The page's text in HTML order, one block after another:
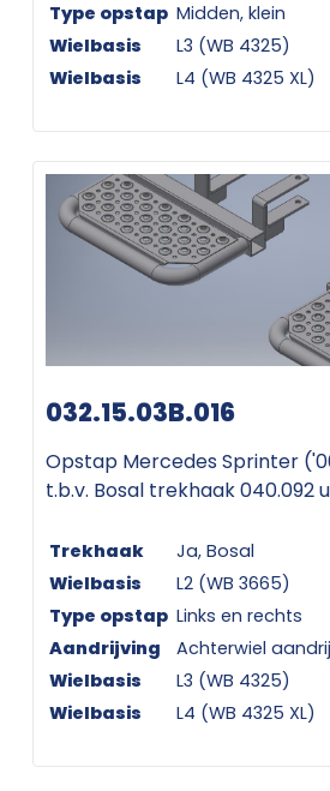
Type opstap Midden, klein
Wielbasis
L3 (WB 4325)
Wielbasis
L4 (WB 4325 XL)
032.15.03B.016
Opstap Mercedes Sprinter
t.b.v. Bosal trekhaak 040.092
Trekhaak
Ja, Bosal
Wielbasis
L2 (WB 3665)
Type opstap Links en rechts
Aandrijving
Achterwiel
Wielbasis
L3 (WB 4325)
Wielbasis
L4 (WB 4325 XL)